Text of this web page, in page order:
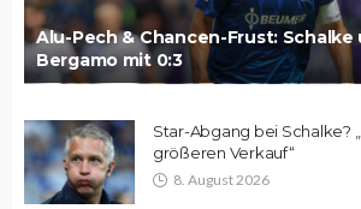
Alu-Pech & Chancen-Frust:
Bergamo mit 0:3
Star-Abgang bei Schalke?
größeren Verkauf“
8. August 2026